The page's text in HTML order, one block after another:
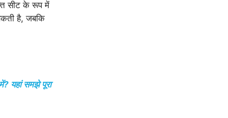
सीट के रूप में
है, जबकि
यहां समझे पूरा